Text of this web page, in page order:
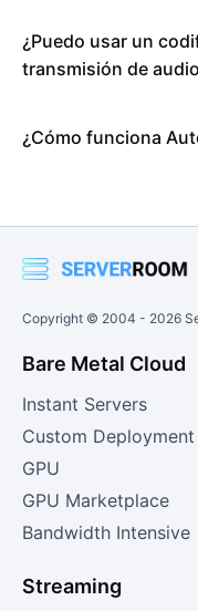
¿Puedo usar un
transmisión de
¿Cómo funciona
Copyright © 2004 - 2026
Bare Metal Cloud
Instant Servers
Custom Deployment
GPU
GPU Marketplace
Bandwidth Intensive
Streaming